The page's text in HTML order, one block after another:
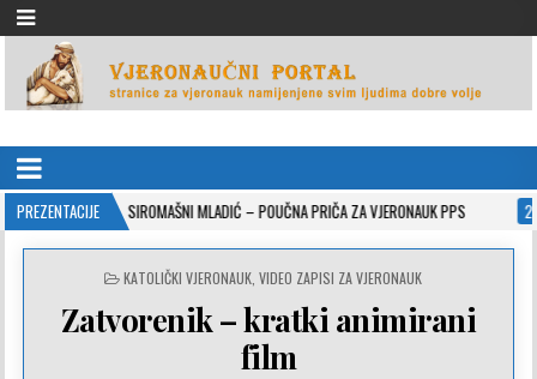
VJERONAUČNI PORTAL
PREZENTACIJE
26 SIROMAŠNI MLADIĆ – POUČNA PRIČA ZA VJERONAUK PPS 2021-05-02
POSTED
KATOLIČKI VJERONAUK, VIDEO ZAPISI ZA VJERONAUK
Zatvorenik – kratki animirani
film